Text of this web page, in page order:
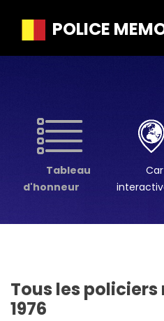
POLICE
Tableau
d'honneur
Tous les policiers
1976